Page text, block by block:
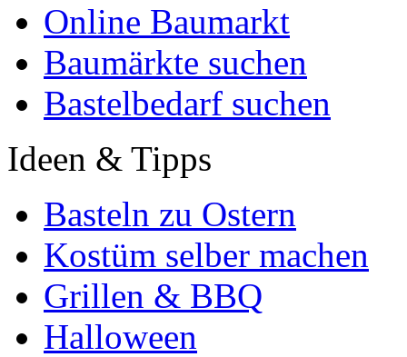
Online Baumarkt
Baumärkte suchen
Bastelbedarf suchen
Ideen & Tipps
Basteln zu Ostern
Kostüm selber machen
Grillen & BBQ
Halloween